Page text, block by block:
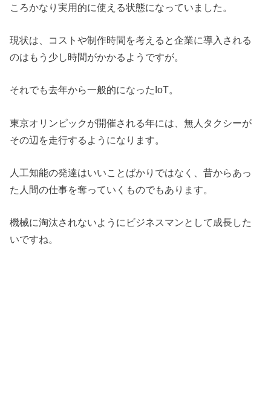
ころかなり実用的に使える状態になっていました。
現状は、コストや制作時間を考えると企業に導入される
のはもう少し時間がかかるようですが。
それでも去年から一般的になったIoT。
東京オリンピックが開催される年には、無人タクシーが
その辺を走行するようになります。
人工知能の発達はいいことばかりではなく、昔からあっ
た人間の仕事を奪っていくものでもあります。
機械に淘汰されないようにビジネスマンとして成長した
いですね。